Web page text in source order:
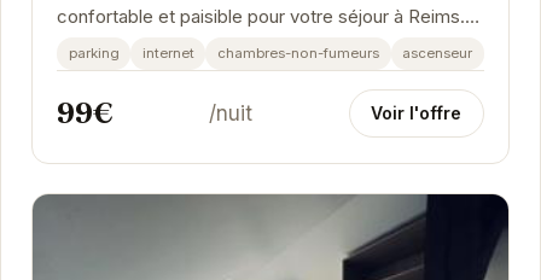
confortable et paisible pour votre séjour à Reims.
Idéalement situé, il vous permettra de découvrir...
parking internet chambres-non-fumeurs ascenseur
99€ /nuit Voir l'offre